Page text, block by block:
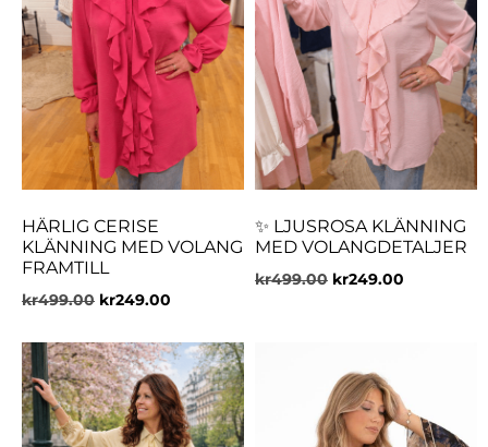
HÄRLIG CERISE
KLÄNNING MED VOLANG
FRAMTILL
kr499.00 kr249.00
✨ LJUSROSA KLÄNNING
MED VOLANGDETALJER
kr499.00 kr249.00